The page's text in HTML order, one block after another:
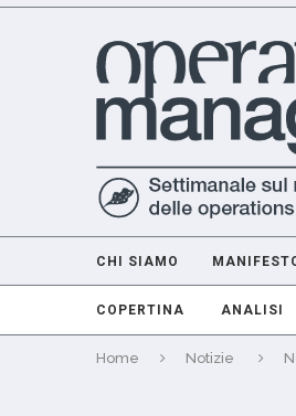
CHI SIAMO
COPERTINA ANALISI
Home Notizie